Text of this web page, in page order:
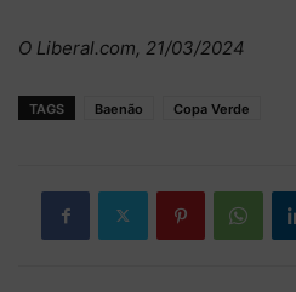
O Liberal.com, 21/03/2024
TAGS Baenão Copa Verde